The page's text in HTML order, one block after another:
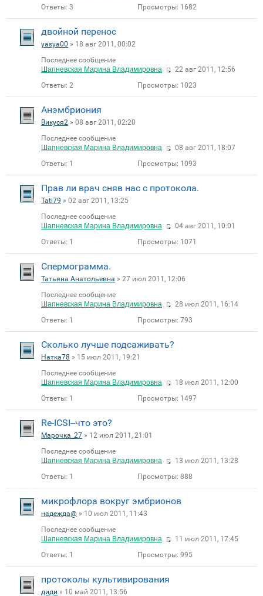
Ответы: 3 Просмотры: 1682
двойной перенос
yasya00 » 18 авг 2011, 00:02
Последнее сообщение
Шапневская Марина Владимировна
22 авг 2011, 12:56
Ответы: 2 Просмотры: 1023
Анэмбриония
Викуся2 » 08 авг 2011, 02:20
Последнее сообщение
Шапневская Марина Владимировна
08 авг 2011, 18:07
Ответы: 1 Просмотры: 1093
Прав ли врач сняв нас с протокола.
Таti79 » 02 авг 2011, 13:25
Последнее сообщение
Шапневская Марина Владимировна
04 авг 2011, 10:01
Ответы: 1 Просмотры: 1071
Спермограмма.
Татьяна Анатольевна » 27 июл 2011, 12:06
Последнее сообщение
Шапневская Марина Владимировна
28 июл 2011, 16:14
Ответы: 1 Просмотры: 793
Сколько лучше подсаживать?
Натка78 » 15 июл 2011, 19:21
Последнее сообщение
Шапневская Марина Владимировна
18 июл 2011, 12:00
Ответы: 1 Просмотры: 1497
Re-ICSI--что это?
Марочка_27 » 12 июл 2011, 21:01
Последнее сообщение
Шапневская Марина Владимировна
13 июл 2011, 13:28
Ответы: 1 Просмотры: 888
микрофлора вокруг эмбрионов
надежда@ » 10 июл 2011, 11:43
Последнее сообщение
Шапневская Марина Владимировна
11 июл 2011, 17:45
Ответы: 1 Просмотры: 995
протоколы культивирования
диди » 10 май 2011, 13:56